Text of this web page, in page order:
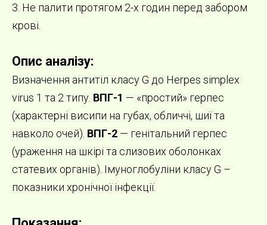
3. Не палити протягом 2-х годин перед забором
крові.
Опис аналізу:
Визначення антитіл класу G до Herpes simplex
virus 1 та 2 типу. ВПГ-1 — «простий» герпес
(характерні висипи на губах, обличчі, шиї та
навколо очей). ВПГ-2 — генітальний герпес
(ураження на шкірі та слизових оболонках
статевих органів). Імуноглобуліни класу G –
показники хронічної інфекції.